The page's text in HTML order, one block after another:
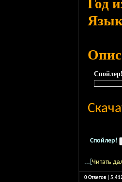
Год
Спойлер!
...[ Читать
0 Ответов |